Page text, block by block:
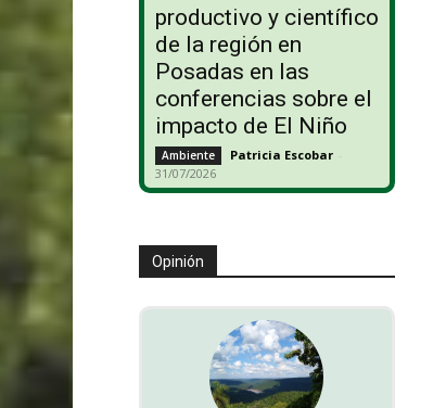
productivo y científico
de la región en
Posadas en las
conferencias sobre el
impacto de El Niño
Ambiente Patricia Escobar -
31/07/2026
Opinión